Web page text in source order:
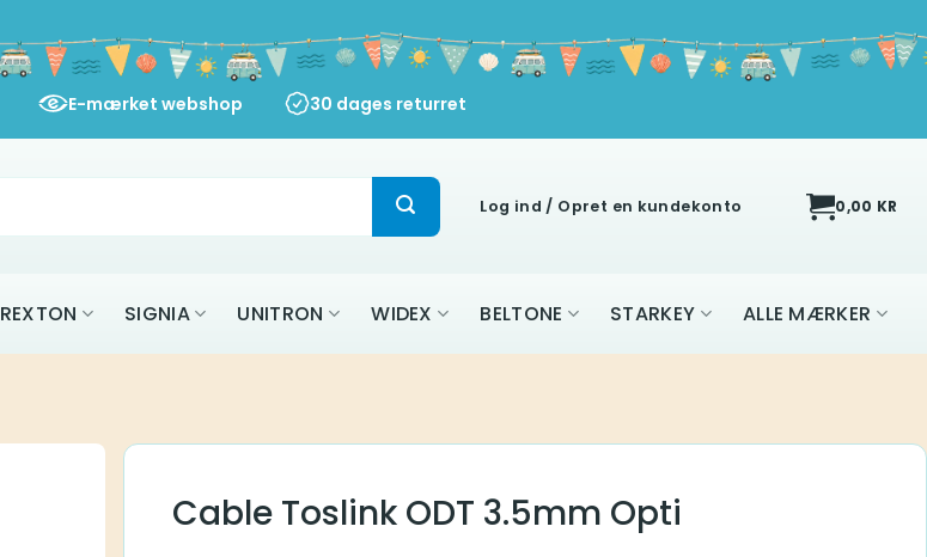
E-mærket webshop 30 dages returret
Log ind / Opret en kundekonto 0,00 KR
REXTON SIGNIA UNITRON WIDEX BELTONE STARKEY ALLE MÆRKER
Cable Toslink ODT 3.5mm Opti